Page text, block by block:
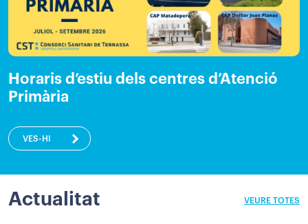
Horaris d’estiu dels centres d’Atenció
Primària
VES-HI
Actualitat VEURE TOTES